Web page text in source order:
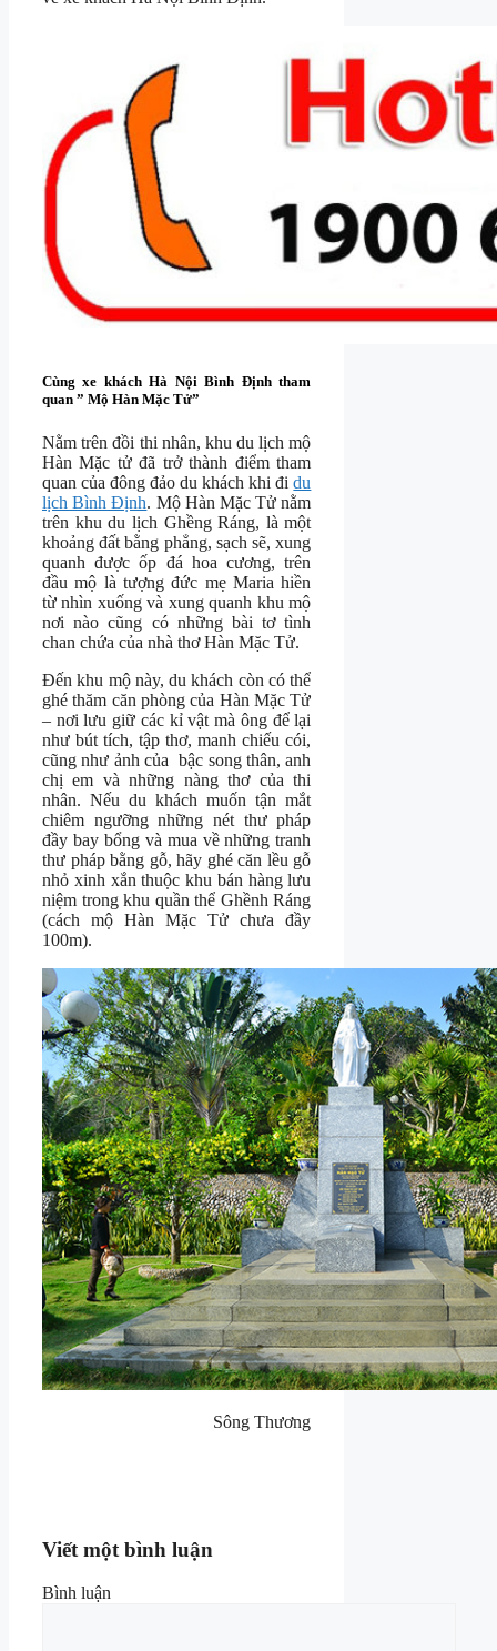
Cùng xe khách Hà Nội Bình Định tham
quan ” Mộ Hàn Mặc Tử”
Nằm trên đồi thi nhân, khu du lịch mộ
Hàn Mặc tử đã trở thành điểm tham
quan của đông đảo du khách khi đidu
lịch Bình Định. Mộ Hàn Mặc Tử nằm
trên khu du lịch Ghềng Ráng, là một
khoảng đất bằng phẳng, sạch sẽ, xung
quanh được ốp đá hoa cương, trên
đầu mộ là tượng đức mẹ Maria hiền
từ nhìn xuống và xung quanh khu mộ
nơi nào cũng có những bài tơ tình
chan chứa của nhà thơ Hàn Mặc Tử.
Đến khu mộ này, du khách còn có thể
ghé thăm căn phòng của Hàn Mặc Tử
– nơi lưu giữ các kỉ vật mà ông để lại
như bút tích, tập thơ, manh chiếu cói,
cũng như ảnh của bậc song thân, anh
chị em và những nàng thơ của thi
nhân. Nếu du khách muốn tận mắt
chiêm ngưỡng những nét thư pháp
đầy bay bổng và mua về những tranh
thư pháp bằng gỗ, hãy ghé căn lều gỗ
nhỏ xinh xắn thuộc khu bán hàng lưu
niệm trong khu quần thể Ghềnh Ráng
(cách mộ Hàn Mặc Tử chưa đầy
100m).
Sông Thương
Viết một bình luận
Bình luận